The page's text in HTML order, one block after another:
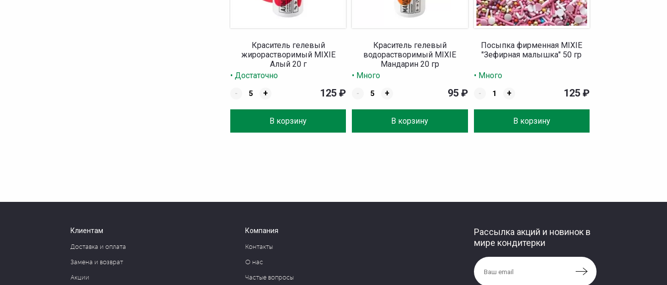
Краситель гелевый
жирорастворимый MIXIE
Алый 20 г
• Достаточно
-
+
В корзину
125₽
Краситель гелевый
водорастворимый MIXIE
Мандарин 20 гр
• Много
-
+
В корзину
95 ₽
Посыпка фирменная MIXIE
"Зефирная малышка" 50 гр
• Много
-
+
В корзину
125 ₽
Клиентам
Доставка и оплата
Замена и возврат
Акции
Компания
Контакты
О нас
Частые вопросы
Рассылка акций и новинок в
мире кондитерки